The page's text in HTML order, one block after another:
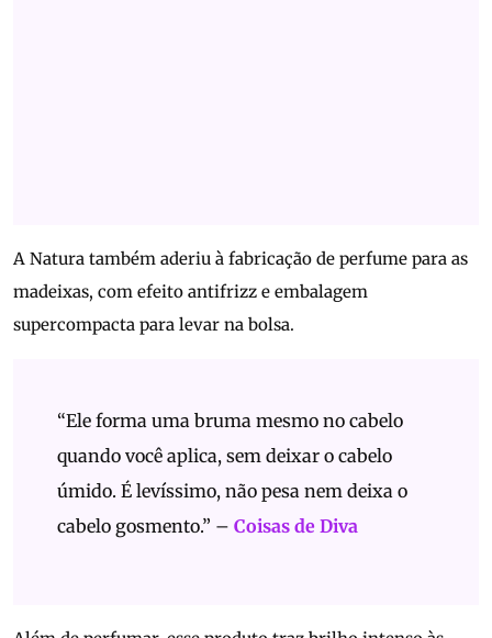
A Natura também aderiu à fabricação de perfume para as
madeixas, com efeito antifrizz e embalagem
supercompacta para levar na bolsa.
“Ele forma uma bruma mesmo no cabelo
quando você aplica, sem deixar o cabelo
úmido. É levíssimo, não pesa nem deixa o
cabelo gosmento.” – Coisas de Diva